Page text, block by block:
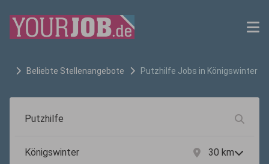
Beliebte Stellenangebote Putzhilfe Jobs in Königswinter
30 km